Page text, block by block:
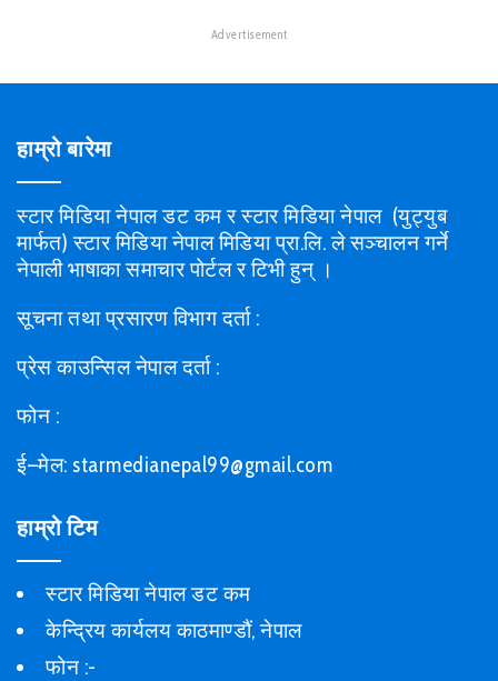
Advertisement
हाम्रो बारेमा
स्टार मिडिया नेपाल डट कम र स्टार मिडिया नेपाल (युट्युब
मार्फत) स्टार मिडिया नेपाल मिडिया प्रा.लि. ले सञ्चालन गर्ने
नेपाली भाषाका समाचार पोर्टल र टिभी हुन् ।
सूचना तथा प्रसारण विभाग दर्ता :
प्रेस काउन्सिल नेपाल दर्ता :
फोन :
ई–मेल: starmedianepal99@gmail.com
हाम्रो टिम
स्टार मिडिया नेपाल डट कम
केन्द्रिय कार्यलय काठमाण्डौं, नेपाल
फोन :-